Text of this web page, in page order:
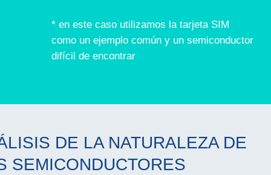
* en este caso utilizamos la tarjeta SIM
como un ejemplo común y un semiconductor
difícil de encontrar
DE LA NATURALEZA DE
SEMICONDUCTORES